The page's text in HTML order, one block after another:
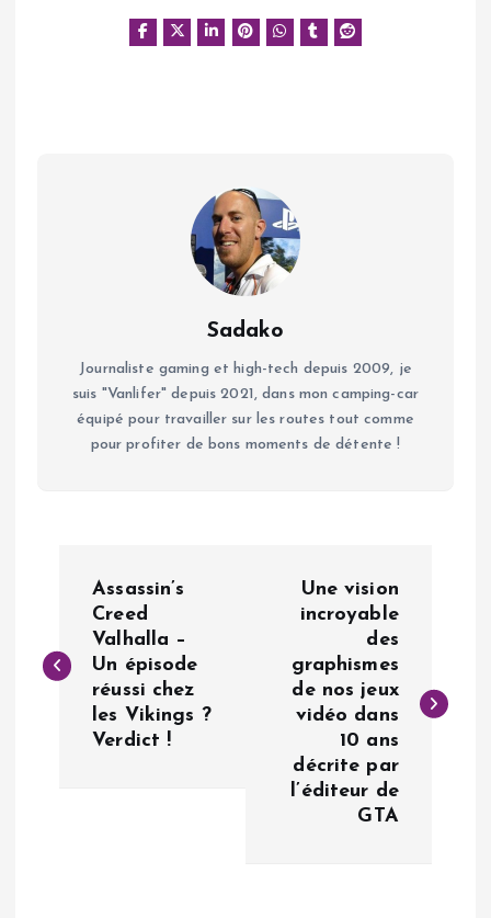
Sadako
Journaliste gaming et high-tech depuis 2009, je
suis "Vanlifer" depuis 2021, dans mon camping-car
équipé pour travailler sur les routes tout comme
pour profiter de bons moments de détente !
v
Assassin’s
Creed
Valhalla –
Un épisode
réussi chez
les Vikings ?
Verdict !
Une vision
incroyable
des
graphismes
de nos jeux
vidéo dans
10 ans
décrite par
l’éditeur de
GTA